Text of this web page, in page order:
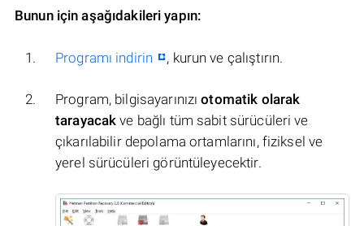
Bunun için aşağıdakileri yapın:
Programı indirin , kurun ve çalıştırın.
Program, bilgisayarınızıotomatik olarak
tarayacak ve bağlı tüm sabit sürücüleri ve
çıkarılabilir depolama ortamlarını, fiziksel ve
yerel sürücüleri görüntüleyecektir.